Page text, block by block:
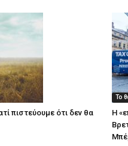
πιστεύουμε ότι δεν θα
Το
Η